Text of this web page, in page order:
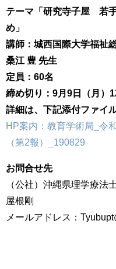
テーマ「研究寺子屋 若
め」
講師：城西国際大学福
桑江 豊 先生
定員：60名
締め切り：9月9日（月）
詳細は、下記添付ファイ
HP案内：教育学術局_令
（第2報）_190829
お問合せ先
（公社）沖縄県理学療
屋根剛
メールアドレス：